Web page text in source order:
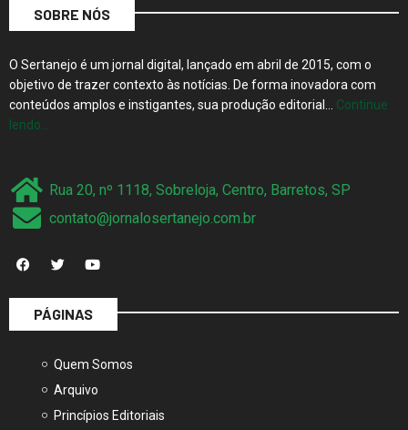
SOBRE NÓS
O Sertanejo é um jornal digital, lançado em abril de 2015, com o
objetivo de trazer contexto às notícias. De forma inovadora com
conteúdos amplos e instigantes, sua produção editorial… Continue
lendo…
Rua 20, nº 1118, Sobreloja, Centro, Barretos, SP
contato@jornalosertanejo.com.br
PÁGINAS
Quem Somos
Arquivo
Princípios Editoriais